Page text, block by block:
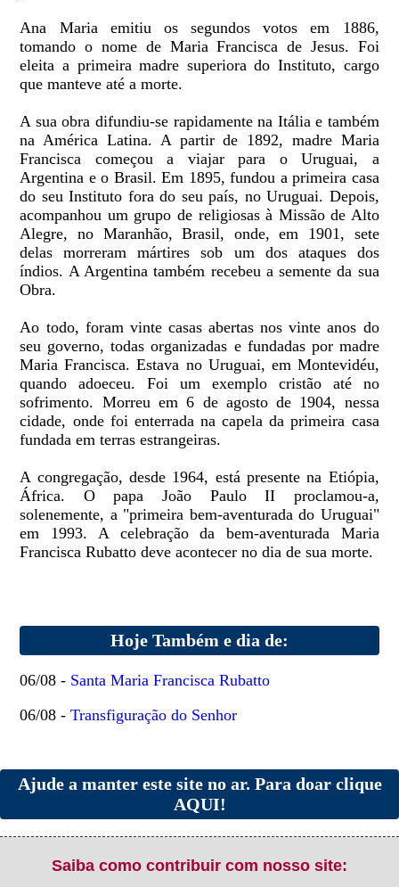
Ana Maria emitiu os segundos votos em 1886,
tomando o nome de Maria Francisca de Jesus. Foi
eleita a primeira madre superiora do Instituto, cargo
que manteve até a morte.
A sua obra difundiu-se rapidamente na Itália e também
na América Latina. A partir de 1892, madre Maria
Francisca começou a viajar para o Uruguai, a
Argentina e o Brasil. Em 1895, fundou a primeira casa
do seu Instituto fora do seu país, no Uruguai. Depois,
acompanhou um grupo de religiosas à Missão de Alto
Alegre, no Maranhão, Brasil, onde, em 1901, sete
delas morreram mártires sob um dos ataques dos
índios. A Argentina também recebeu a semente da sua
Obra.
Ao todo, foram vinte casas abertas nos vinte anos do
seu governo, todas organizadas e fundadas por madre
Maria Francisca. Estava no Uruguai, em Montevidéu,
quando adoeceu. Foi um exemplo cristão até no
sofrimento. Morreu em 6 de agosto de 1904, nessa
cidade, onde foi enterrada na capela da primeira casa
fundada em terras estrangeiras.
A congregação, desde 1964, está presente na Etiópia,
África. O papa João Paulo II proclamou-a,
solenemente, a "primeira bem-aventurada do Uruguai"
em 1993. A celebração da bem-aventurada Maria
Francisca Rubatto deve acontecer no dia de sua morte.
Hoje Também e dia de:
06/08 - Santa Maria Francisca Rubatto
06/08 -Transfiguração do Senhor
Ajude a manter este site no ar. Para doar clique
AQUI!
Saiba como contribuir com nosso site: